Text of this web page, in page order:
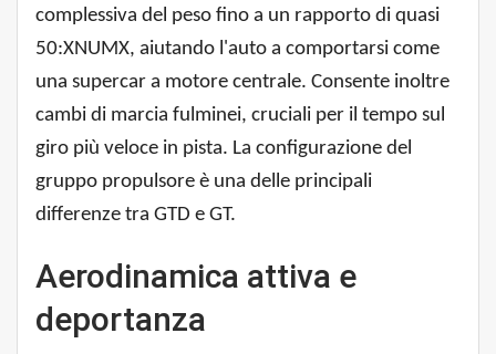
complessiva del peso fino a un rapporto di quasi
50:XNUMX, aiutando l'auto a comportarsi come
una supercar a motore centrale. Consente inoltre
cambi di marcia fulminei, cruciali per il tempo sul
giro più veloce in pista. La configurazione del
gruppo propulsore è una delle principali
differenze tra GTD e GT.
Aerodinamica attiva e
deportanza